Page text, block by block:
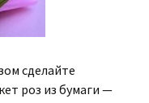
сделайте
роз из бумаги —